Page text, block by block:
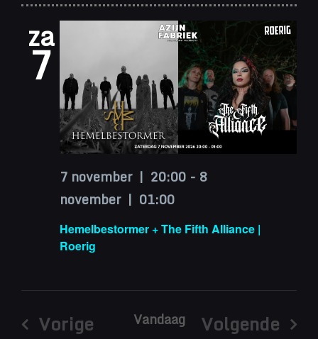
za
7
Hemelbestormer + The Fifth Alliance |
Roerig
7 november | 20:00 - 8
november | 01:00
Vorige
Vandaag
Volgende